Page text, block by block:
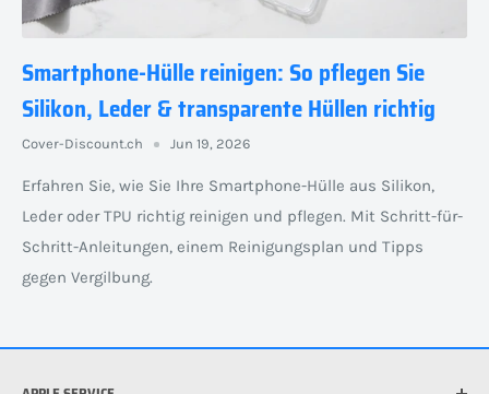
Smartphone-Hülle reinigen: So pflegen Sie
Silikon, Leder & transparente Hüllen richtig
Cover-Discount.ch Jun 19, 2026
Erfahren Sie, wie Sie Ihre Smartphone-Hülle aus Silikon,
Leder oder TPU richtig reinigen und pflegen. Mit Schritt-für-
Schritt-Anleitungen, einem Reinigungsplan und Tipps
gegen Vergilbung.